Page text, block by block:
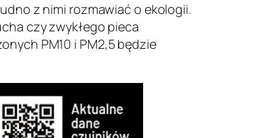
z nimi rozmawiać o ekologii.
czy zwykłego pieca
PM10 i PM2,5 będzie